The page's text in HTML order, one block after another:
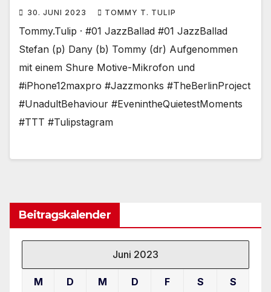
30. JUNI 2023 TOMMY T. TULIP
Tommy.Tulip · #01 JazzBallad #01 JazzBallad
Stefan (p) Dany (b) Tommy (dr) Aufgenommen
mit einem Shure Motive-Mikrofon und
#iPhone12maxpro #Jazzmonks #TheBerlinProject
#UnadultBehaviour #EvenintheQuietestMoments
#TTT #Tulipstagram
Beitragskalender
Juni 2023
M D M D F S S